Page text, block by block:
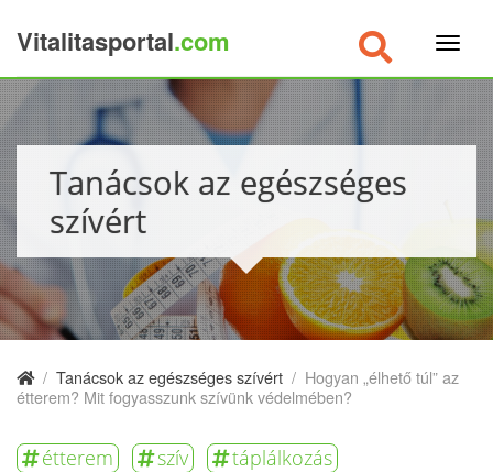
Vitalitasportal.com
Tanácsok az egészséges
szívért
/ Tanácsok az egészséges szívért / Hogyan „élhető túl” az
étterem? Mit fogyasszunk szívünk védelmében?
étterem szív táplálkozás
×